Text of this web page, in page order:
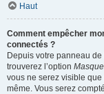
Haut
Comment empêcher
connectés ?
Depuis votre panneau
trouverez l’option
vous ne serez visible
même. Vous serez